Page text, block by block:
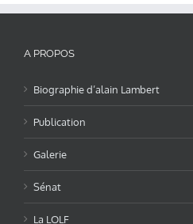
A PROPOS
Biographie d’alain Lambert
Publication
Galerie
Sénat
La LOLF